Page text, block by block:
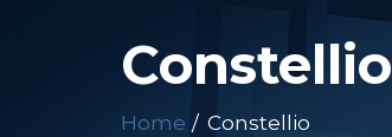
Constellio
Home Constellio